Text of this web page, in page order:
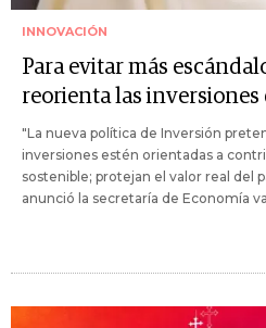
INNOVACIÓN
Para evitar más
reorienta las inversiones
"La nueva política de Inversión
inversiones estén orientadas a
sostenible; protejan el valor real del
anunció la secretaría de Economía